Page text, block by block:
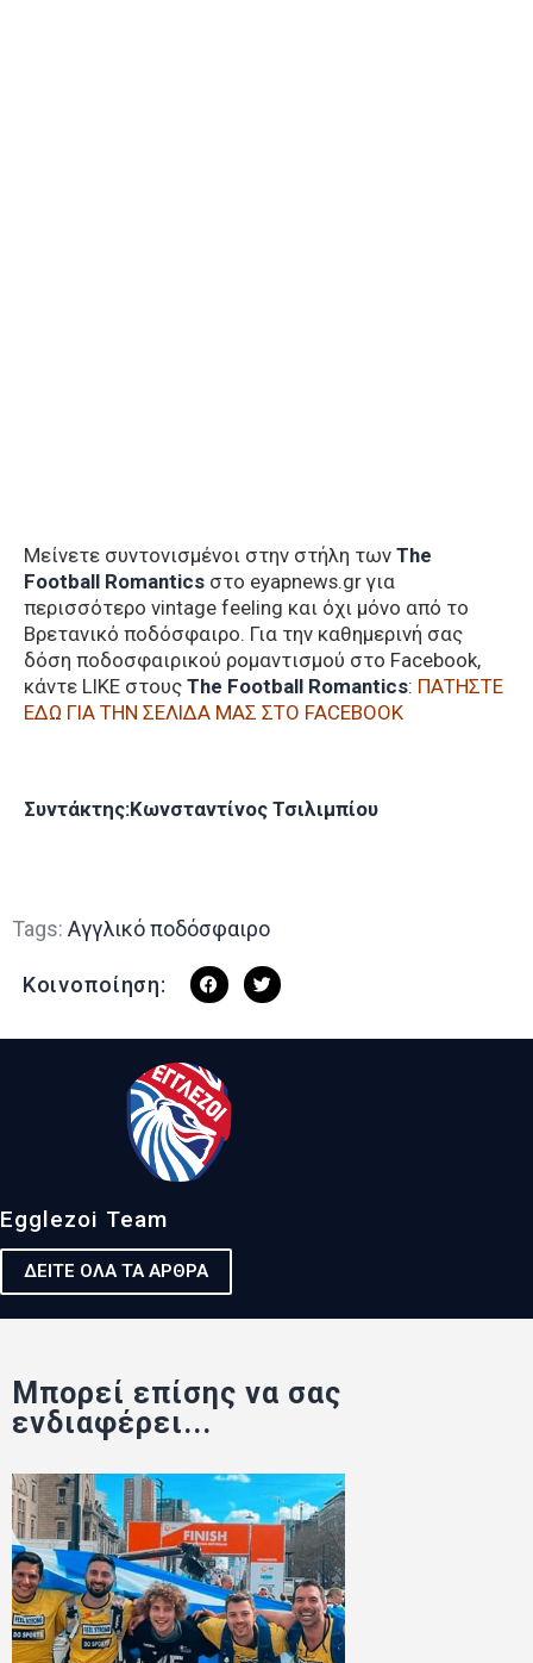
Μείνετε συντονισμένοι στην στήλη των The
Football Romantics στο eyapnews.gr για
περισσότερο vintage feeling και όχι μόνο από το
Βρετανικό ποδόσφαιρο. Για την καθημερινή σας
δόση ποδοσφαιρικού ρομαντισμού στο Facebook,
κάντε LIKE στους The Football Romantics: ΠΑΤΗΣΤΕ
ΕΔΩ ΓΙΑ ΤΗΝ ΣΕΛΙΔΑ ΜΑΣ ΣΤΟ FACEBOOK
Συντάκτης:Κωνσταντίνος Τσιλιμπίου
Tags: Αγγλικό ποδόσφαιρο
Κοινοποίηση:
Egglezoi Team
ΔΕΙΤΕ ΟΛΑ ΤΑ ΑΡΘΡΑ
Μπορεί επίσης να σας
ενδιαφέρει...